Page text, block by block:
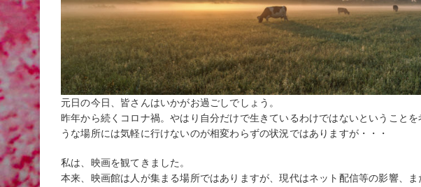
元日の今日、皆さんはいかがお過ごしでしょう。
昨年から続くコロナ禍。やはり自分だけで生きているわけではないということ
うな場所には気軽に行けないのが相変わらずの状況ではありますが・・・
私は、映画を観てきました。
本来、映画館は人が集まる場所ではありますが、現代はネット配信等の影響、